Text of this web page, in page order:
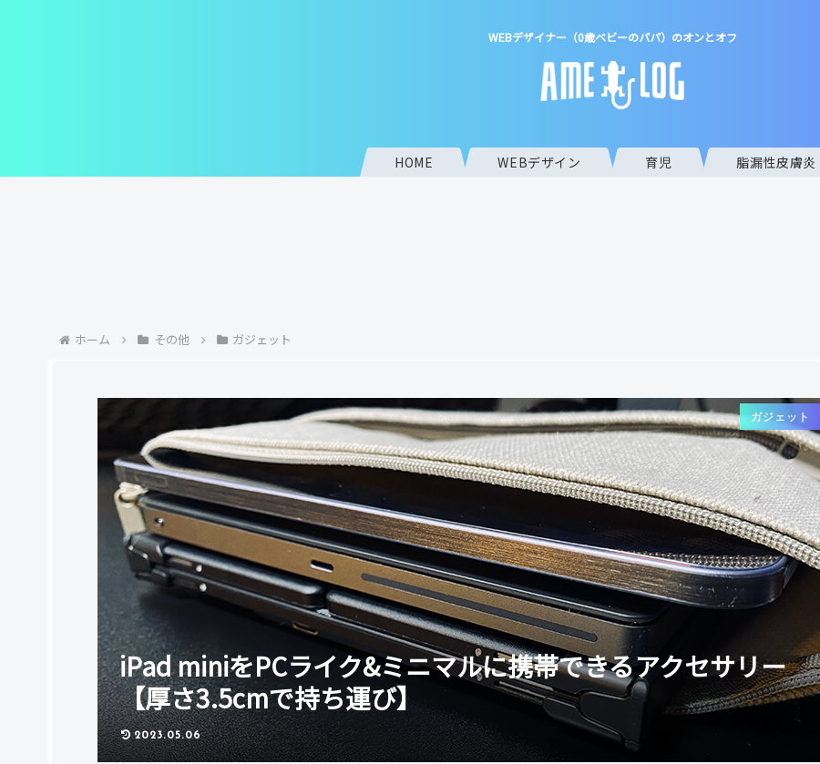
WEBデザイナー（0歳ベビーのパパ）のオンとオフ
HOME WEBデザイン 育児 脂漏性皮膚炎
ホーム その他 ガジェット
ガジェット
iPad miniをPCライク&ミニマルに携帯できるアクセサリー
【厚さ3.5cmで持ち運び】
2023.05.06